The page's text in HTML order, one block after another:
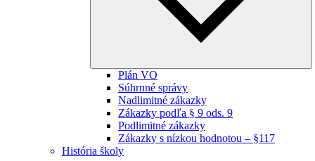
Plán VO
Súhrnné správy
Nadlimitné zákazky
Zákazky podľa § 9 ods. 9
Podlimitné zákazky
Zákazky s nízkou hodnotou – §117
História školy